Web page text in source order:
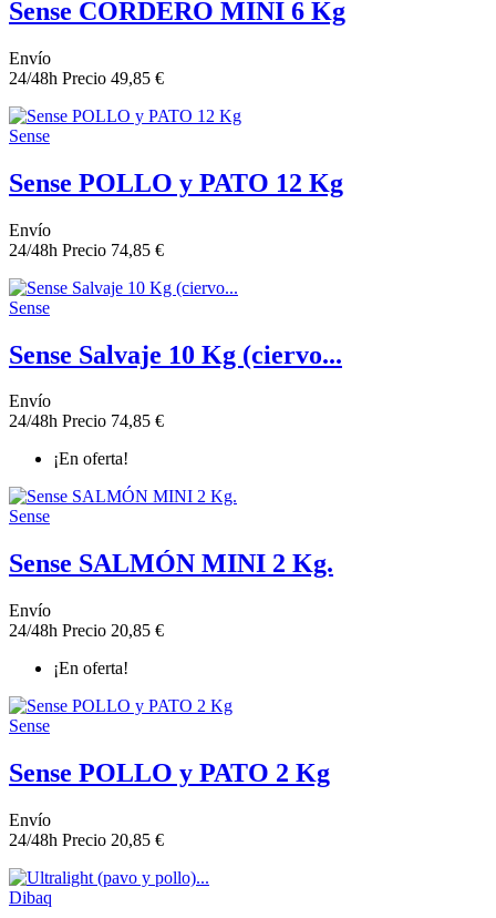
Sense CORDERO MINI 6 Kg
Envío
24/48h Precio 49,85 €
Sense
Sense POLLO y PATO 12 Kg
Envío
24/48h Precio 74,85 €
Sense
Sense Salvaje 10 Kg (ciervo...
Envío
24/48h Precio 74,85 €
¡En oferta!
Sense
Sense SALMÓN MINI 2 Kg.
Envío
24/48h Precio 20,85 €
¡En oferta!
Sense
Sense POLLO y PATO 2 Kg
Envío
24/48h Precio 20,85 €
Dibaq